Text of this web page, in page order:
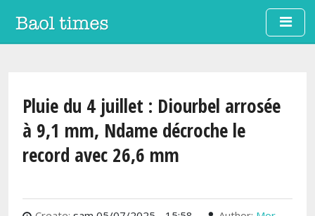
Aller au contenu principal
Pluie du 4 juillet : Diourbel arrosée
à 9,1 mm, Ndame décroche le
record avec 26,6 mm